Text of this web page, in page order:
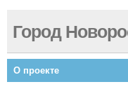
Город
О проекте